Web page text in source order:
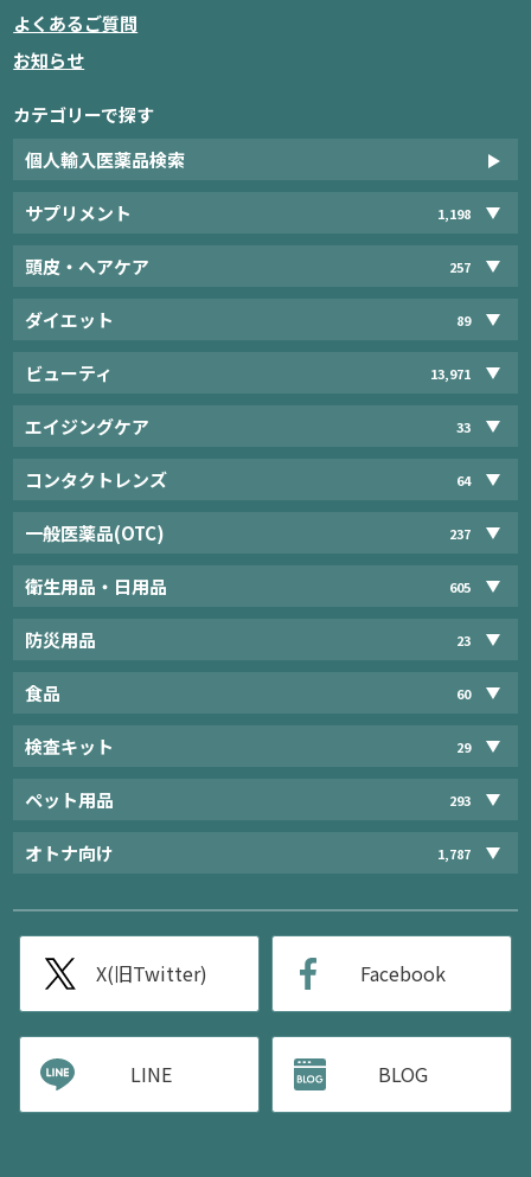
よくあるご質問
お知らせ
カテゴリーで探す
個人輸入医薬品検索
サプリメント 1,198
頭皮・ヘアケア 257
ダイエット 89
ビューティ 13,971
エイジングケア 33
コンタクトレンズ 64
一般医薬品(OTC) 237
衛生用品・日用品 605
防災用品 23
食品 60
検査キット 29
ペット用品 293
オトナ向け 1,787
X(旧Twitter) Facebook
LINE BLOG